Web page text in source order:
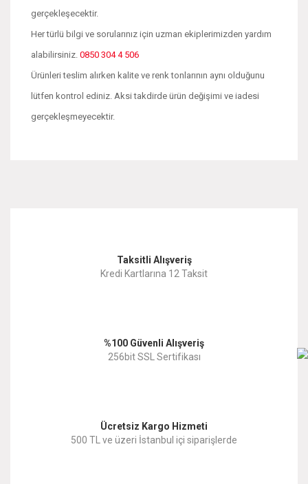
gerçekleşecektir.
Her türlü bilgi ve sorularınız için uzman ekiplerimizden yardım
alabilirsiniz. 0850 304 4 506
Ürünleri teslim alırken kalite ve renk tonlarının aynı olduğunu
lütfen kontrol ediniz. Aksi takdirde ürün değişimi ve iadesi
gerçekleşmeyecektir.
Ürün resmi kalitesiz, bozuk veya görüntülenemiyor.
Ürün fiyatı diğer sitelerden daha pahalı.
Taksitli Alışveriş
Kredi Kartlarına 12 Taksit
%100 Güvenli Alışveriş
256bit SSL Sertifikası
Ücretsiz Kargo Hizmeti
500 TL ve üzeri İstanbul içi siparişlerde